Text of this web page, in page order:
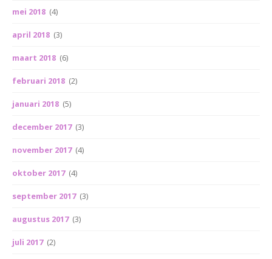
mei 2018 (4)
april 2018 (3)
maart 2018 (6)
februari 2018 (2)
januari 2018 (5)
december 2017 (3)
november 2017 (4)
oktober 2017 (4)
september 2017 (3)
augustus 2017 (3)
juli 2017 (2)